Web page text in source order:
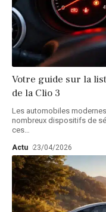
Votre guide sur la
de la Clio 3
Les automobiles
nombreux dispositifs de
ces…
Actu 23/04/2026